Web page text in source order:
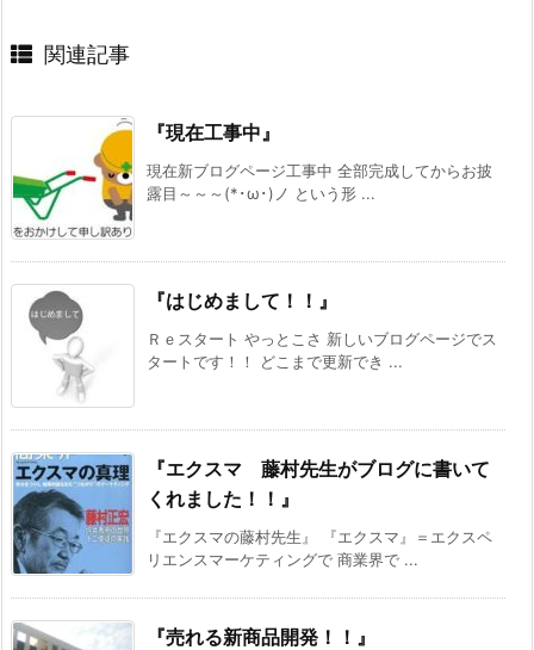
関連記事
『現在工事中』
現在新ブログページ工事中 全部完成してからお披
露目～～～(*･ω･)ノ という形 ...
『はじめまして！！』
Ｒｅスタート やっとこさ 新しいブログページでス
タートです！！ どこまで更新でき ...
『エクスマ 藤村先生がブログに書いて
くれました！！』
『エクスマの藤村先生』 『エクスマ』＝エクスペ
リエンスマーケティングで 商業界で ...
『売れる新商品開発！！』